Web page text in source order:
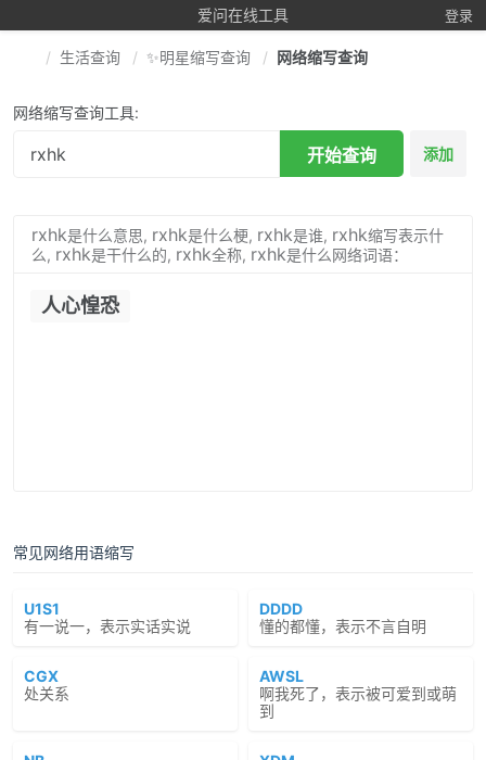
爱问在线工具 登录
生活查询 ✨明星缩写查询 网络缩写查询
网络缩写查询工具:
开始查询 添加
rxhk是什么意思, rxhk是什么梗, rxhk是谁, rxhk缩写表示什
么, rxhk是干什么的, rxhk全称, rxhk是什么网络词语：
人心惶恐
常见网络用语缩写
U1S1
有一说一，表示实话实说
DDDD
懂的都懂，表示不言自明
CGX
处关系
AWSL
啊我死了，表示被可爱到或萌
到